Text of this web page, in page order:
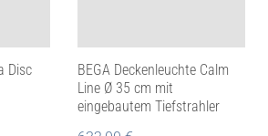
Disc
BEGA Deckenleuchte Calm
Line Ø 35 cm mit
eingebautem Tiefstrahler